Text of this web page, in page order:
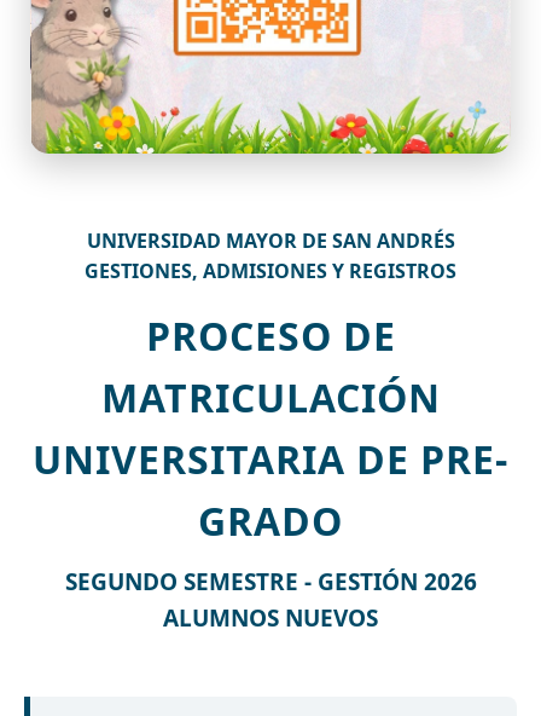
UNIVERSIDAD MAYOR DE SAN ANDRÉS
GESTIONES, ADMISIONES Y REGISTROS
PROCESO DE
MATRICULACIÓN
UNIVERSITARIA DE PRE-
GRADO
SEGUNDO SEMESTRE - GESTIÓN 2026
ALUMNOS NUEVOS